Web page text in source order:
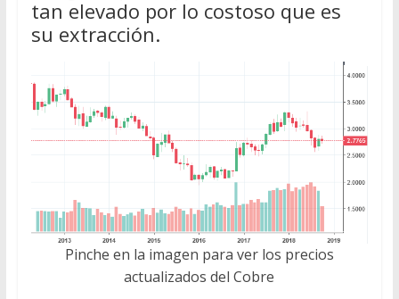
tan elevado por lo costoso que es
su extracción.
Pinche en la imagen para ver los precios
actualizados del Cobre